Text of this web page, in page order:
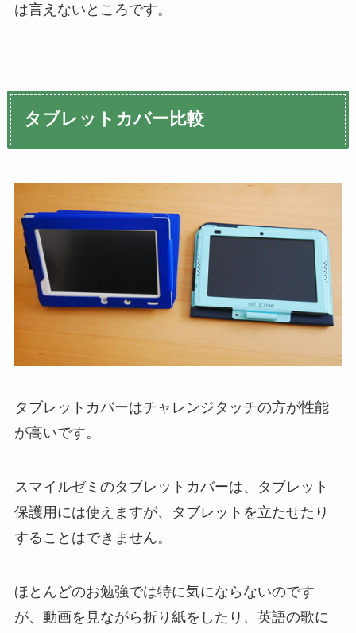
は言えないところです。
タブレットカバー比較
タブレットカバーはチャレンジタッチの方が性能
が高いです。
スマイルゼミのタブレットカバーは、タブレット
保護用には使えますが、タブレットを立たせたり
することはできません。
ほとんどのお勉強では特に気にならないのです
が、動画を見ながら折り紙をしたり、英語の歌に